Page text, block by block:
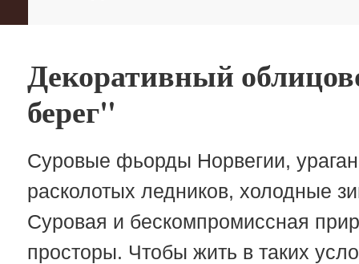
Декоративный
берег"
Суровые фьорды Норвегии,
расколотых ледников, холодные
Суровая и бескомпромиссная
просторы. Чтобы жить в таких